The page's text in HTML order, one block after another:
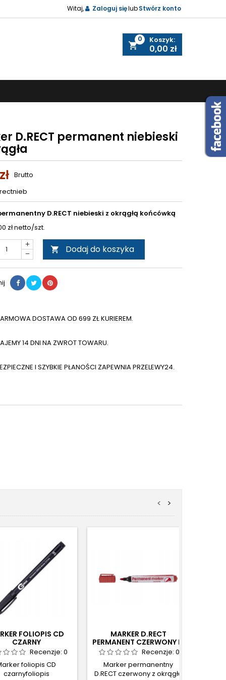
Witaj, Zaloguj sięlubStwórz konto
shopping_cart
Koszyk:
0
0,00 zł
D.RECT permanent niebieski
Brutto
D.RECT niebieski z okrągłą końcówką
zł netto/szt.
 Dodaj do koszyka
DOSTAWA OD 699 ZŁ KURIEREM.
14 DNI NA ZWROT TOWARU.
I SZYBKIE PŁANOŚCI ZAPEWNIA PRZELEWY24.
>
<
FOLIOPIS CD
CZARNY
Recenzje: 0
foliopis CD
czarnyfoliopis
MARKER D.RECT
PERMANENT CZERWONY K.
OKRĄGŁARecenzje: 0
Marker permanentny
D.RECT czerwony z okrągłą